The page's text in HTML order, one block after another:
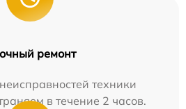
ремонт
техники
в течение 2 часов.